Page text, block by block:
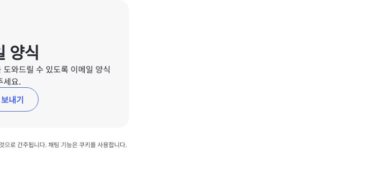
양식
도와드릴 수 있도록 이메일 양식
세요.
내기
으로 간주됩니다. 채팅 기능은 쿠키를 사용합니다.